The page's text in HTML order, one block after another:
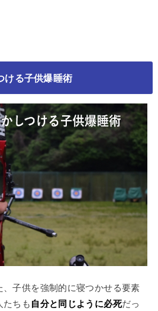
ける子供爆睡術
子供を強制的に寝つかせる要素
たちも自分と同じように必死だっ